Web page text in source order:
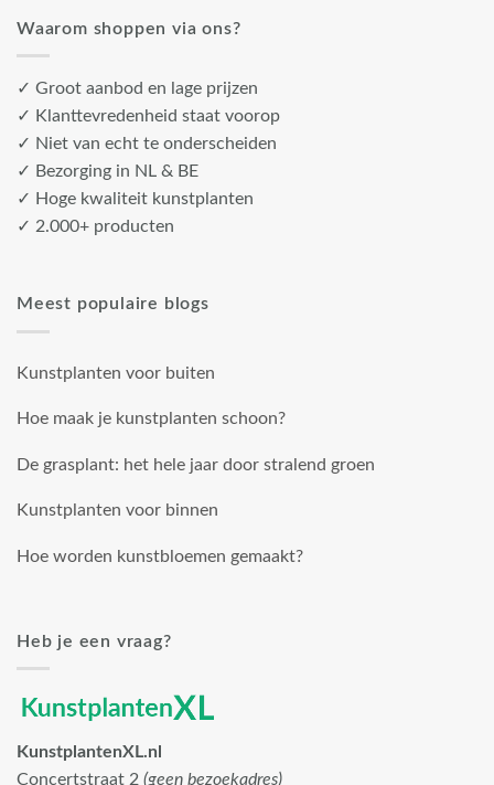
Waarom shoppen via ons?
✓ Groot aanbod en lage prijzen
✓ Klanttevredenheid staat voorop
✓ Niet van echt te onderscheiden
✓ Bezorging in NL & BE
✓ Hoge kwaliteit kunstplanten
✓ 2.000+ producten
Meest populaire blogs
Kunstplanten voor buiten
Hoe maak je kunstplanten schoon?
De grasplant: het hele jaar door stralend groen
Kunstplanten voor binnen
Hoe worden kunstbloemen gemaakt?
Heb je een vraag?
KunstplantenXL.nl
Concertstraat 2 (geen bezoekadres)